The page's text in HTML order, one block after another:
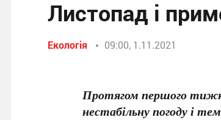
Листопад і
Екологія 09:00, 1.11.2021
Протягом першого
нестабільну погоду і